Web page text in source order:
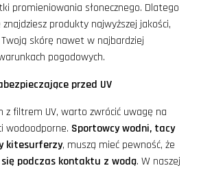
promieniowania słonecznego. Dlatego
produkty najwyższej jakości,
skórę nawet w najbardziej
pogodowych.
przed UV
z filtrem UV, warto zwrócić uwagę na
wodoodporne. Sportowcy wodni, tacy
kitesurferzy, muszą mieć pewność, że
podczas kontaktu z wodą. W naszej